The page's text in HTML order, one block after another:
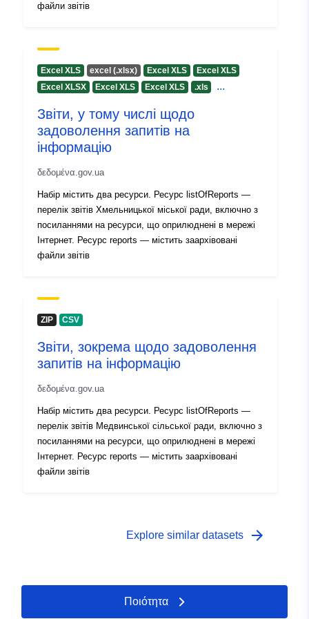
файли звітів
Excel XLS excel (.xlsx) Excel XLS
Excel XLS
Excel XLSX
Excel XLS Excel XLS .xls ...
Звіти, у тому числі щодо
задоволення запитів на
інформацію
δεδομένα.gov.ua
Набір містить два ресурси. Ресурс listOfReports —
перелік звітів Хмельницької міської ради, включно з
посиланнями на ресурси, що оприлюднені в мережі
Інтернет. Ресурс reports — містить заархівовані
файли звітів
ZIP CSV
Звіти, зокрема щодо задоволення
запитів на інформацію
δεδομένα.gov.ua
Набір містить два ресурси. Ресурс listOfReports —
перелік звітів Медвинської сільської ради, включно з
посиланнями на ресурси, що оприлюднені в мережі
Інтернет. Ресурс reports — містить заархівовані
файли звітів
Explore similar datasets arrow_forward
Ποιότητα